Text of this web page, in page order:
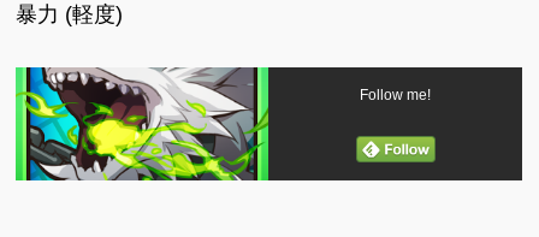
暴力 (軽度)
Follow me!